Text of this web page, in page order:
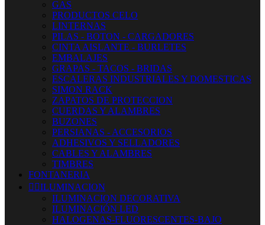
GAS
PRODUCTOS CELO
LINTERNAS
PILAS - BOTON - CARGADORES
CINTA AISLANTE - BURLETES
EMBALAJES
GRAPAS - TACOS - BRIDAS
ESCALERAS INDUSTRIALES Y DOMESTICAS
SIMON RACK
ZAPATOS DE PROTECCION
CUERDAS Y ALAMBRES
BUZONES
PERSIANAS - ACCESORIOS
ADHESIVOS Y SELLADORES
CABLES Y ALAMBRES
TIMBRES
FONTANERIA
 ILUMINACION
ILUMINACION DECORATIVA
ILUMINACIÓN LED
HALOGENAS-FLUORESCENTES-BAJO